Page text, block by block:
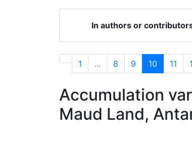
In authors or
1 ... 8 9 10 11
Accumulation
Maud Land,